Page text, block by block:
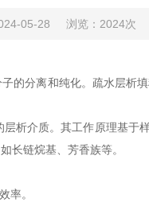
05-28 浏览：2024次
分离和纯化。疏水层析
析介质。其工作原理基
长链烷基、芳香族等。
率。